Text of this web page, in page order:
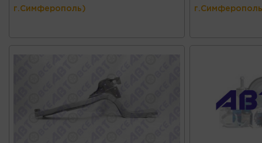
г.Симферополь)